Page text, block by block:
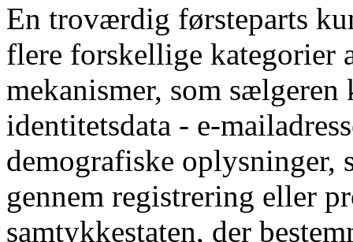
En troværdig førsteparts
flere forskellige kategorier
mekanismer, som
identitetsdata - e-
demografiske
gennem registrering eller
samtykkestaten, der